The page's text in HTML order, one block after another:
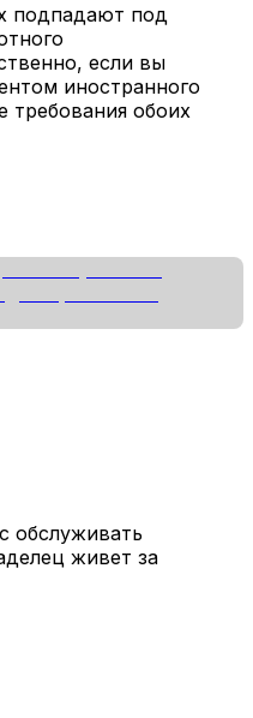
подпадают под
если вы
иностранного
требования обоих
обслуживать
живет за